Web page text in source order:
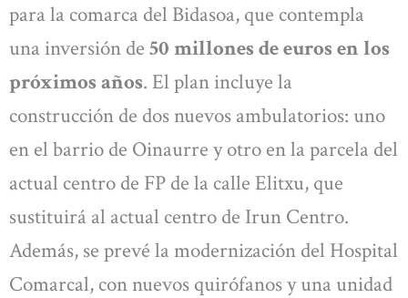
para la comarca del Bidasoa, que contempla
una inversión de 50 millones de euros en los
próximos años. El plan incluye la
construcción de dos nuevos ambulatorios: uno
en el barrio de Oinaurre y otro en la parcela del
actual centro de FP de la calle Elitxu, que
sustituirá al actual centro de Irun Centro.
Además, se prevé la modernización del Hospital
Comarcal, con nuevos quirófanos y una unidad